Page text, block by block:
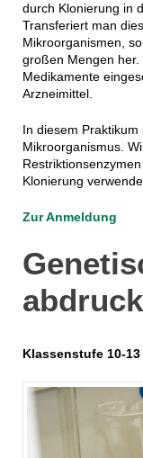
durch Klonierung in
Transferiert man
Mikroorganismen,
großen Mengen
Medikamente
Arzneimittel.
In diesem
Mikroorganismus.
Klonierung
Zur Anmeldung
abdruck
Klassenstufe 10-13